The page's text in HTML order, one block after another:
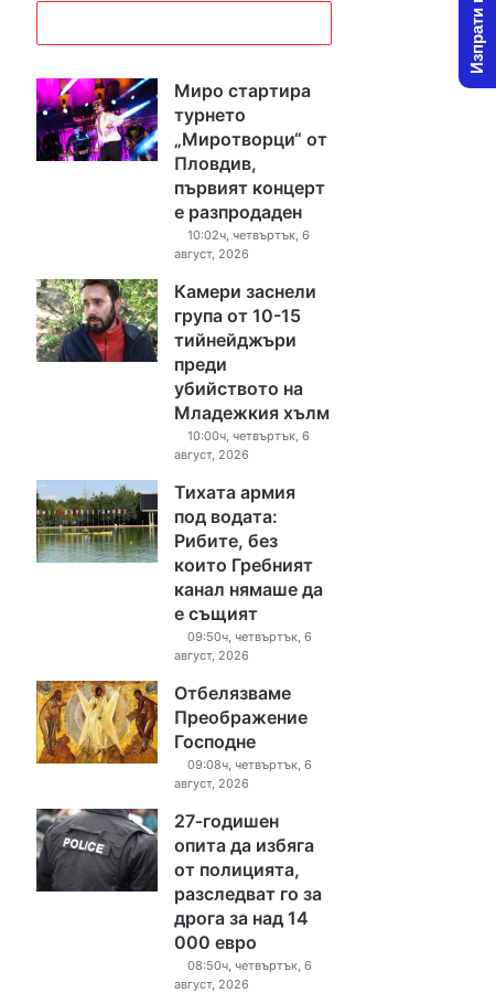
Миро стартира
турнето
„Миротворци“ от
Пловдив,
първият концерт
е разпродаден
10:02ч, четвъртък, 6
август, 2026
Камери заснели
група от 10-15
тийнейджъри
преди
убийството на
Младежкия хълм
10:00ч, четвъртък, 6
август, 2026
Тихата армия
под водата:
Рибите, без
които Гребният
канал нямаше да
е същият
09:50ч, четвъртък, 6
август, 2026
Отбелязваме
Преображение
Господне
09:08ч, четвъртък, 6
август, 2026
27-годишен
опита да избяга
от полицията,
разследват го за
дрога за над 14
000 евро
08:50ч, четвъртък, 6
август, 2026